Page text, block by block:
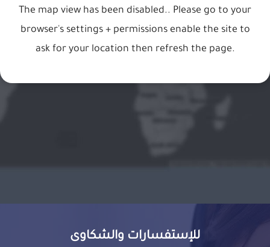
The map view has been disabled.. Please go to your
browser's settings + permissions enable the site to
ask for your location then refresh the page.
للإستفسارات والشكاوى